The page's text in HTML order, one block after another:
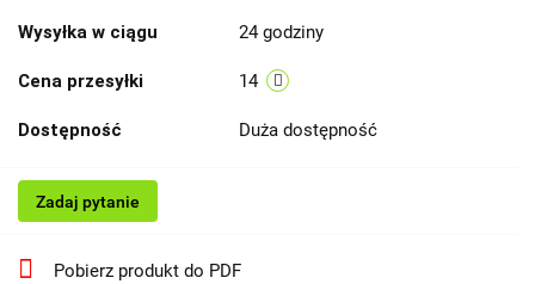
Wysyłka w ciągu 24 godziny
Cena przesyłki 14
Dostępność Duża dostępność
Zadaj pytanie
Pobierz produkt do PDF